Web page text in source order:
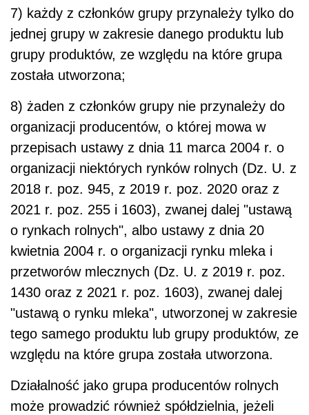
7) każdy z członków grupy przynależy tylko do
jednej grupy w zakresie danego produktu lub
grupy produktów, ze względu na które grupa
została utworzona;
8) żaden z członków grupy nie przynależy do
organizacji producentów, o której mowa w
przepisach ustawy z dnia 11 marca 2004 r. o
organizacji niektórych rynków rolnych (Dz. U. z
2018 r. poz. 945, z 2019 r. poz. 2020 oraz z
2021 r. poz. 255 i 1603), zwanej dalej "ustawą
o rynkach rolnych", albo ustawy z dnia 20
kwietnia 2004 r. o organizacji rynku mleka i
przetworów mlecznych (Dz. U. z 2019 r. poz.
1430 oraz z 2021 r. poz. 1603), zwanej dalej
"ustawą o rynku mleka", utworzonej w zakresie
tego samego produktu lub grupy produktów, ze
względu na które grupa została utworzona.
Działalność jako grupa producentów rolnych
może prowadzić również spółdzielnia, jeżeli